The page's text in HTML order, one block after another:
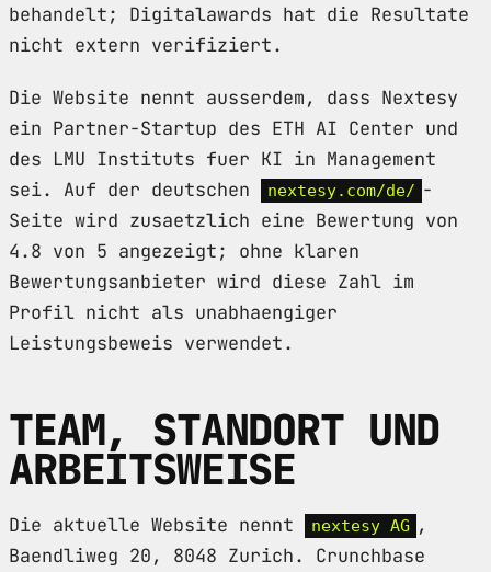
behandelt; Digitalawards hat die Resultate
nicht extern verifiziert.
Die Website nennt ausserdem, dass Nextesy
ein Partner-Startup des ETH AI Center und
des LMU Instituts fuer KI in Management
sei. Auf der deutschen
nextesy.com/de/ -
Seite wird zusaetzlich eine Bewertung von
4.8 von 5 angezeigt; ohne klaren
Bewertungsanbieter wird diese Zahl im
Profil nicht als unabhaengiger
Leistungsbeweis verwendet.
TEAM, STANDORT UND
ARBEITSWEISE
Die aktuelle Website nennt nextesy AG ,
Baendliweg 20, 8048 Zurich. Crunchbase